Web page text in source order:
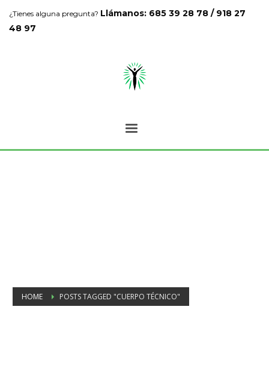
¿Tienes alguna pregunta? Llámanos: 685 39 28 78 / 918 27
48 97
HOME POSTS TAGGED "CUERPO TÉCNICO"